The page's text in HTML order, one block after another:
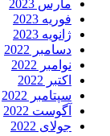
مارس 2023
فوریه 2023
ژانویه 2023
دسامبر 2022
نوامبر 2022
اکتبر 2022
سپتامبر 2022
آگوست 2022
جولای 2022